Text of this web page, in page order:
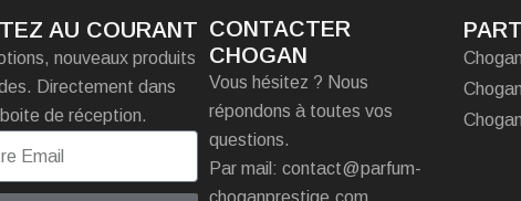
AU COURANT
nouveaux produits
Directement dans
de réception.
CONTACTER
CHOGAN
Vous hésitez ? Nous
répondons à toutes vos
questions.
Par mail: contact@parfum-
choganprestige.com